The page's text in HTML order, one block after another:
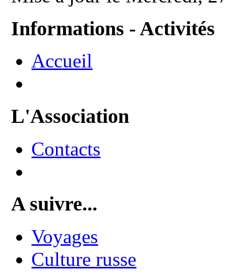
Informations - Activités
Accueil
L'Association
Contacts
A suivre...
Voyages
Culture russe